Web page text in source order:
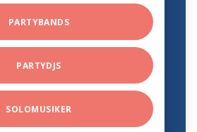
PARTYBANDS
PARTYDJS
SOLOMUSIKER